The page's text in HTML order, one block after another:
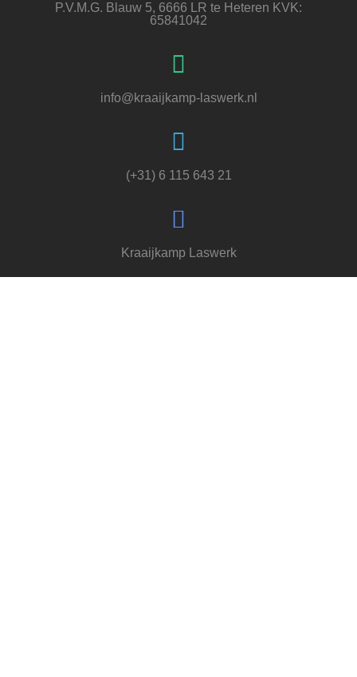
P.V.M.G. Blauw 5, 6666 LR te Heteren KVK:
65841042
info@kraaijkamp-laswerk.nl
(+31) 6 115 643 21
Kraaijkamp Laswerk